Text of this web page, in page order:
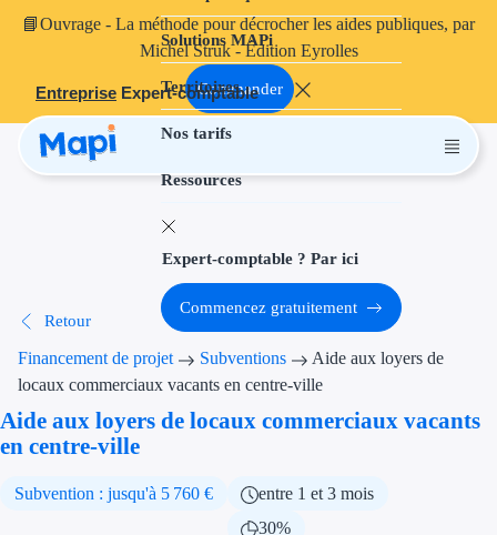
📘Ouvrage - La méthode pour décrocher les aides publiques, par
Michel Struk - Édition Eyrolles
Commander
Entreprise Expert-comptable
Solutions MAPi
Territoires
Nos tarifs
Ressources
Projets finançables
Aides à
Aides
Thématiques
Financement
Expert-comptable ? Par ici
Commencez gratuitement
Retour
Financement de projet Subventions
Aide aux loyers de
locaux commerciaux vacants en centre-ville
Aide aux loyers de locaux commerciaux vacants
en centre-ville
Subvention : jusqu'à 5 760 €
entre 1 et 3 mois
30%